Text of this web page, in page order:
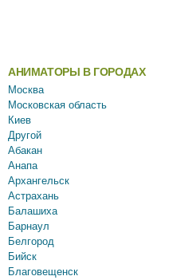
АНИМАТОРЫ В ГОРОДАХ
Москва
Московская область
Киев
Другой
Абакан
Анапа
Архангельск
Астрахань
Балашиха
Барнаул
Белгород
Бийск
Благовещенск